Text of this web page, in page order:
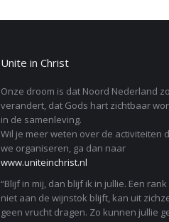
Unite in Christ
Onze droom is dat Noord Nederland zo
verandert, dat Gods hart zichtbaar
in de samenleving.
Wil je meer weten over de activiteiten
we organiseren, ga dan naar
www.uniteinchrist.nl
“Blijf in mij, dan blijf ik in jullie. Een rank
niet aan de wijnstok blijft, kan uit
geen vrucht dragen. Zo kunnen jullie